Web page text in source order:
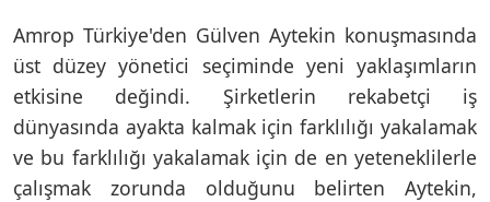
Amrop Türkiye'den Gülven Aytekin konuşmasında
üst düzey yönetici seçiminde yeni yaklaşımların
etkisine değindi. Şirketlerin rekabetçi iş
dünyasında ayakta kalmak için farklılığı yakalamak
ve bu farklılığı yakalamak için de en yeteneklilerle
çalışmak zorunda olduğunu belirten Aytekin,